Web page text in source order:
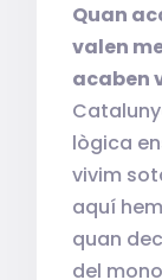
Quan
valen
acaben
lògica
vivim
aquí
quan
del